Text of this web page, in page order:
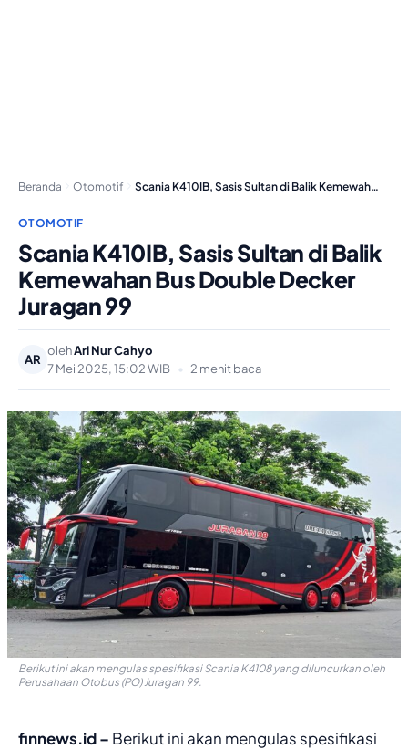
Beranda Otomotif Scania K410IB, Sasis Sultan di Balik Kemewahan Bus…
OTOMOTIF
Scania K410IB, Sasis Sultan di Balik
Kemewahan Bus Double Decker
Juragan 99
AR
olehAri Nur Cahyo
7 Mei 2025, 15:02 WIB
• 2 menit baca
Berikut ini akan mengulas spesifikasi Scania K4108 yang diluncurkan oleh
Perusahaan Otobus (PO) Juragan 99.
finnews.id – Berikut ini akan mengulas spesifikasi